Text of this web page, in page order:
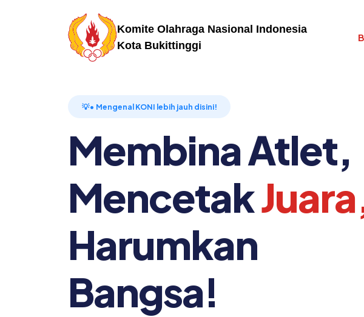
Komite Olahraga Nasional Indonesia
Kota Bukittinggi
💡• Mengenal KONI lebih jauh disini!
Membina Atlet,
Mencetak
Harumkan
Bangsa!